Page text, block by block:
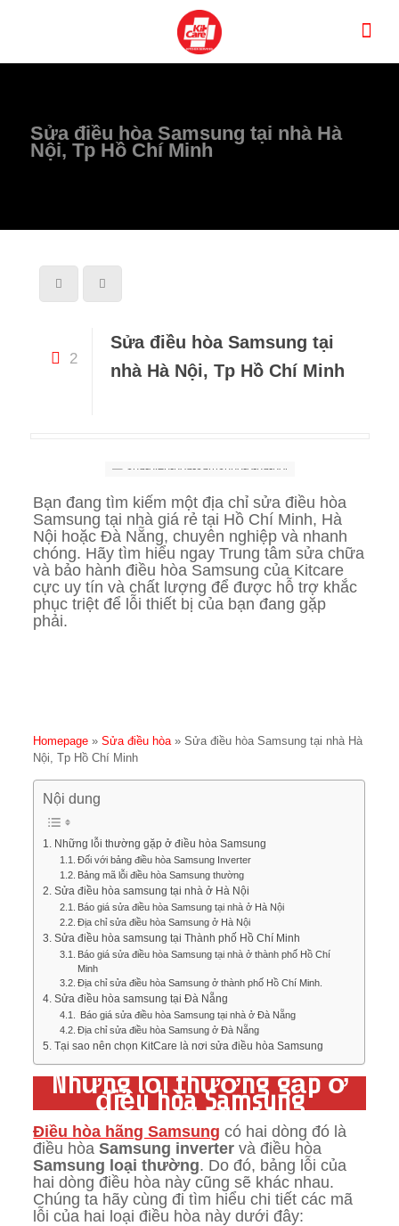
Sửa điều hòa Samsung tại nhà Hà
Nội, Tp Hồ Chí Minh
2
Sửa điều hòa Samsung tại
nhà Hà Nội, Tp Hồ Chí Minh
Bạn đang tìm kiếm một địa chỉ sửa điều hòa
Samsung tại nhà giá rẻ tại Hồ Chí Minh, Hà
Nội hoặc Đà Nẵng, chuyên nghiệp và nhanh
chóng. Hãy tìm hiểu ngay Trung tâm sửa chữa
và bảo hành điều hòa Samsung của Kitcare
cực uy tín và chất lượng để được hỗ trợ khắc
phục triệt để lỗi thiết bị của bạn đang gặp
phải.
Homepage »Sửa điều hòa»Sửa điều hòa Samsung tại nhà Hà
Nội, Tp Hồ Chí Minh
Nội dung
Những lỗi thường gặp ở điều hòa Samsung
Đối với bảng điều hòa Samsung Inverter
Bảng mã lỗi điều hòa Samsung thường
Sửa điều hòa samsung tại nhà ở Hà Nội
Báo giá sửa điều hòa Samsung tại nhà ở Hà Nội
Địa chỉ sửa điều hòa Samsung ở Hà Nội
Sửa điều hòa samsung tại Thành phố Hồ Chí Minh
Báo giá sửa điều hòa Samsung tại nhà ở thành phố Hồ Chí
Minh
Địa chỉ sửa điều hòa Samsung ở thành phố Hồ Chí Minh.
Sửa điều hòa samsung tại Đà Nẵng
Báo giá sửa điều hòa Samsung tại nhà ở Đà Nẵng
Địa chỉ sửa điều hòa Samsung ở Đà Nẵng
Tại sao nên chọn KitCare là nơi sửa điều hòa Samsung
Những lỗi thường gặp ở
điều hòa Samsung
Điều hòa hãng Samsung có hai dòng đó là
điều hòaSamsung inverter và điều hòa
Samsung loại thường. Do đó, bảng lỗi của
hai dòng điều hòa này cũng sẽ khác nhau.
Chúng ta hãy cùng đi tìm hiểu chi tiết các mã
lỗi của hai loại điều hòa này dưới đây: